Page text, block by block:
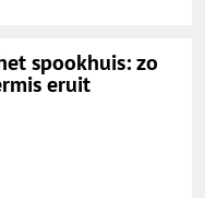
spookhuis: zo
eruit